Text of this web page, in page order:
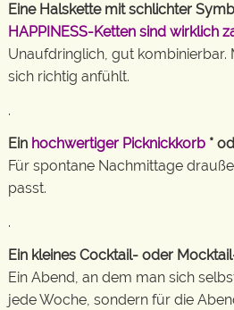
Eine Halskette mit schlichter
HAPPINESS-Ketten sind wirklich
Unaufdringlich, gut kombinierbar.
sich richtig anfühlt.
.
Ein hochwertiger Picknickkorb *
Für spontane Nachmittage
passt.
.
Ein kleines Cocktail- oder
Ein Abend, an dem man sich
jede Woche, sondern für die